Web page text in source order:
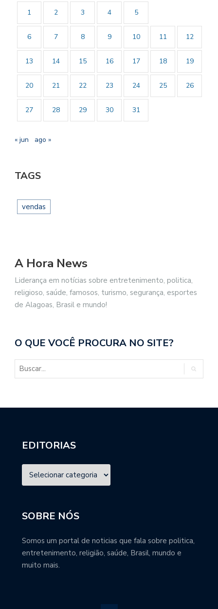
1
2 3 4 5
6 7 8 9 10 11 12
13 14 15 16 17 18 19
20 21 22 23 24 25 26
27 28 29 30 31
« jun ago »
TAGS
vendas
A Hora News
Liderança em notícias sobre entretenimento, politica,
religioso, saúde, famosos, turismo, segurança, esportes
de Alagoas, Brasil e mundo!
O QUE VOCÊ PROCURA NO SITE?
EDITORIAS
SOBRE NÓS
Somos um portal de noticias que fala sobre politica,
entretenimento, religião, saúde, Brasil, mundo e
muito mais.